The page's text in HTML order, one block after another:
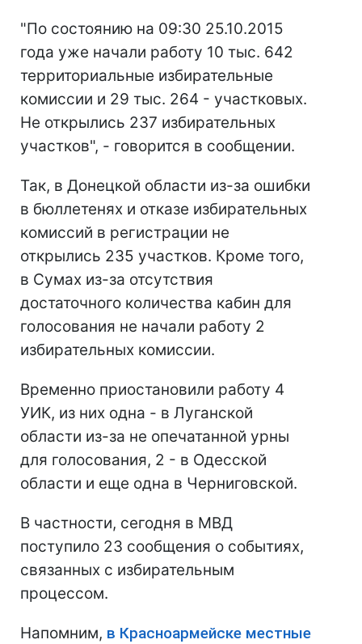
"По состоянию на 09:30 25.10.2015
года уже начали работу 10 тыс. 642
территориальные избирательные
комиссии и 29 тыс. 264 - участковых.
Не открылись 237 избирательных
участков", - говорится в сообщении.
Так, в Донецкой области из-за ошибки
в бюллетенях и отказе избирательных
комиссий в регистрации не
открылись 235 участков. Кроме того,
в Сумах из-за отсутствия
достаточного количества кабин для
голосования не начали работу 2
избирательных комиссии.
Временно приостановили работу 4
УИК, из них одна - в Луганской
области из-за не опечатанной урны
для голосования, 2 - в Одесской
области и еще одна в Черниговской.
В частности, сегодня в МВД
поступило 23 сообщения о событиях,
связанных с избирательным
процессом.
Напомним, в Красноармейске местные